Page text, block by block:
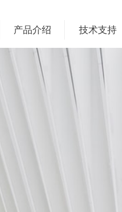
产品介绍 技术支持